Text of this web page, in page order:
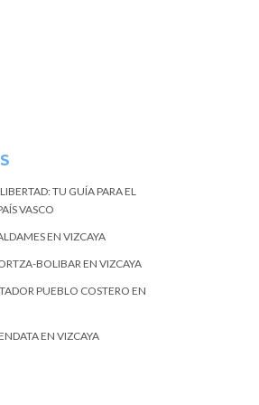
TU GUÍA PARA EL
VASCO
EN VIZCAYA
BOLIBAR EN VIZCAYA
PUEBLO COSTERO EN
EN VIZCAYA